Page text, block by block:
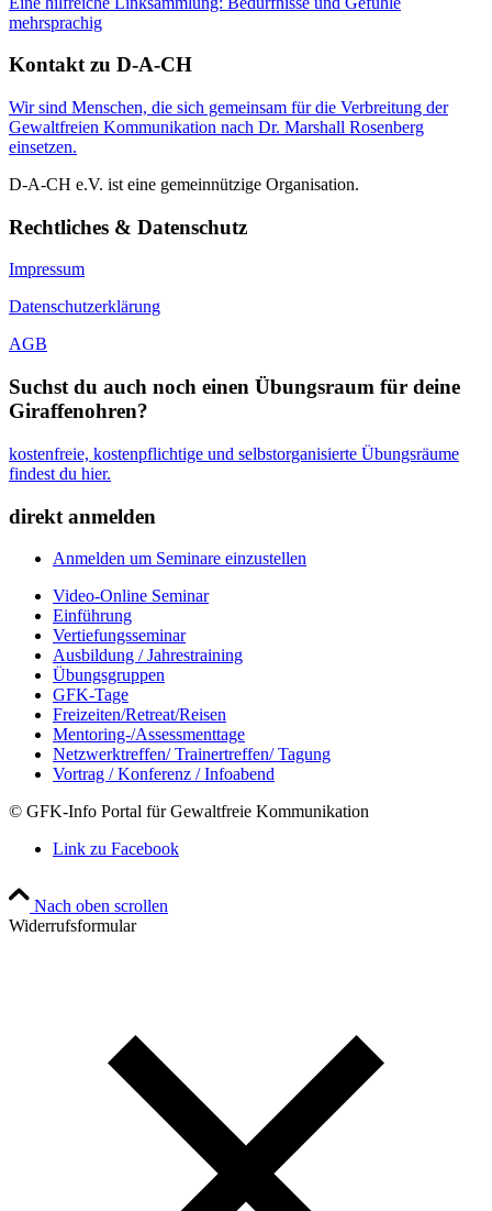
mehrsprachig
Kontakt zu D-A-CH
Wir sind Menschen, die sich gemeinsam für die Verbreitung der
Gewaltfreien Kommunikation nach Dr. Marshall Rosenberg
einsetzen.
D-A-CH e.V. ist eine gemeinnützige Organisation.
Rechtliches & Datenschutz
Impressum
Datenschutzerklärung
AGB
Suchst du auch noch einen Übungsraum für deine
Giraffenohren?
kostenfreie, kostenpflichtige und selbstorganisierte Übungsräume
findest du hier.
direkt anmelden
Anmelden um Seminare einzustellen
Video-Online Seminar
Einführung
Vertiefungsseminar
Ausbildung / Jahrestraining
Übungsgruppen
GFK-Tage
Freizeiten/Retreat/Reisen
Mentoring-/Assessmenttage
Netzwerktreffen/ Trainertreffen/ Tagung
Vortrag / Konferenz / Infoabend
© GFK-Info Portal für Gewaltfreie Kommunikation
Link zu Facebook
Nach oben scrollen
Widerrufsformular